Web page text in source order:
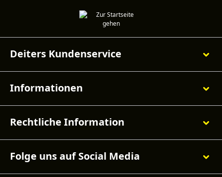
Deiters Kundenservice
Informationen
Rechtliche Information
Folge uns auf Social Media